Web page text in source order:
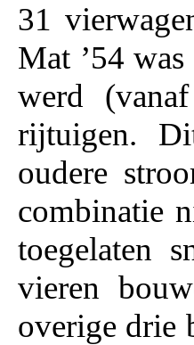
31
Mat ’54
werd
rijtuigen.
oudere
combinatie
toegelaten
vieren
overige drie